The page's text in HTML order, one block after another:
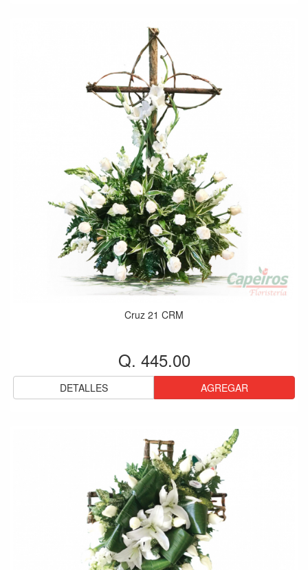
Cruz 21 CRM
Q. 445.00
DETALLES AGREGAR